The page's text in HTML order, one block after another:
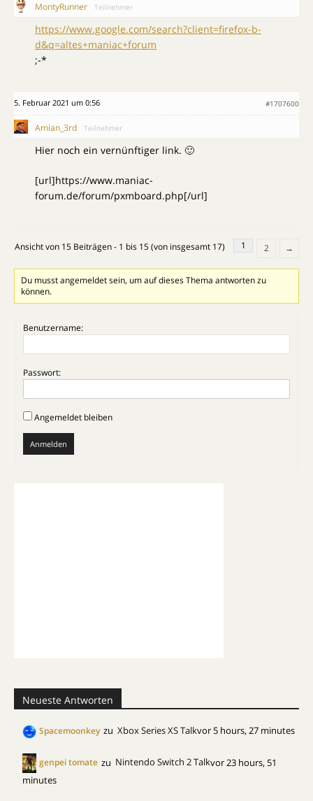
MontyRunner Teilnehmer
https://www.google.com/search?client=firefox-b-
d&q=altes+maniac+forum
;-*
5. Februar 2021 um 0:56 #1707600
Amian_3rd Teilnehmer
Hier noch ein vernünftiger link. 🙂
[url]https://www.maniac-
forum.de/forum/pxmboard.php[/url]
Ansicht von 15 Beiträgen - 1 bis 15 (von insgesamt 17) 1 2 →
Du musst angemeldet sein, um auf dieses Thema antworten zu
können.
Benutzername:
Passwort:
Angemeldet bleiben
Anmelden
Neueste Antworten
Spacemoonkey zu Xbox Series XS Talkvor 5 hours, 27 minutes
genpei tomate zu Nintendo Switch 2 Talkvor 23 hours, 51
minutes